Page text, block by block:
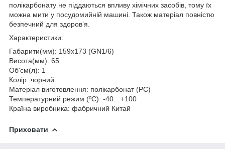
полікарбонату не піддаються впливу хімічних засобів, тому їх
можна мити у посудомийній машині. Також матеріал повністю
безпечний для здоров’я.
Характеристики:
Габарити(мм): 159х173 (GN1/6)
Висота(мм): 65
Об'єм(л): 1
Колір: чорний
Матеріал виготовлення: полікарбонат (PC)
Температурний режим (ºC): -40…+100
Країна виробника: фабричний Китай
Приховати